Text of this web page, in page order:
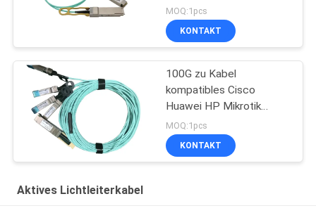
Cisco
MOQ:1pcs
KONTAKT
100G zu Kabel
kompatibles Cisco
Huawei HP Mikrotik
4x25G SFP28 Aoc
MOQ:1pcs
KONTAKT
Aktives Lichtleiterkabel